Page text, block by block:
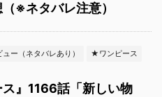
※ネタバレ注意）
ー（ネタバレあり） ★ワンピース
ス』1166話「新しい物